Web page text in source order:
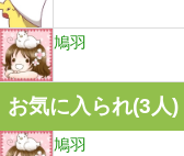
鳩羽
お気に入られ(3人)
鳩羽